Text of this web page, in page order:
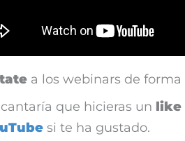
a los webinars de forma
que hicieras un like
si te ha gustado.